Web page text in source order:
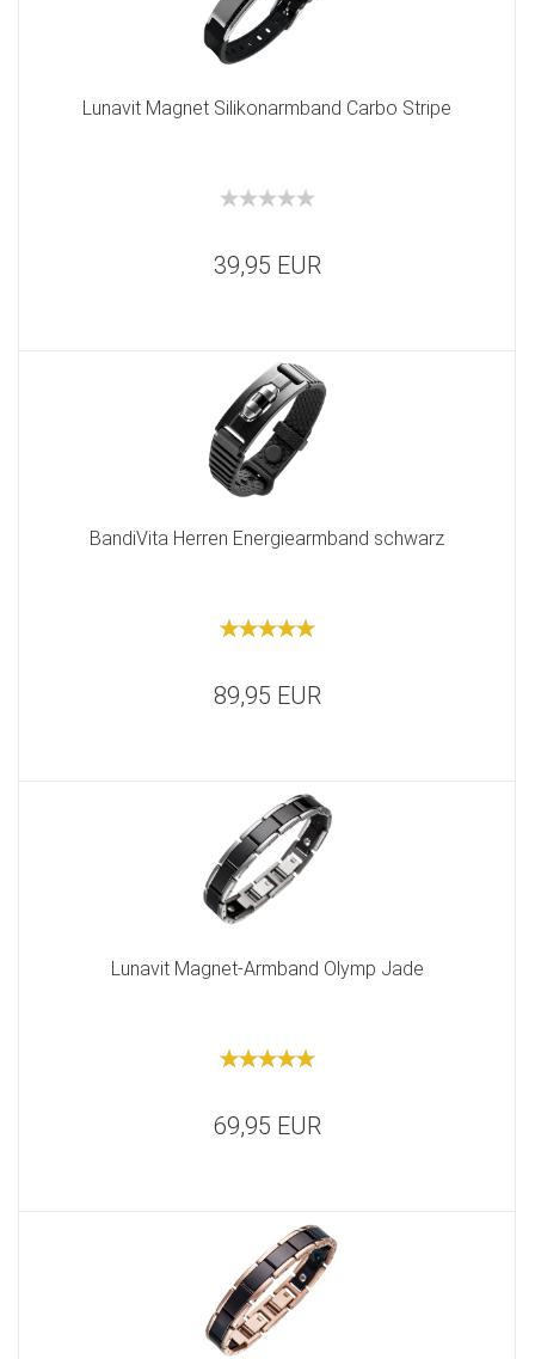
Lunavit Magnet Silikonarmband Carbo Stripe
39,95 EUR
BandiVita Herren Energiearmband schwarz
89,95 EUR
Lunavit Magnet-Armband Olymp Jade
69,95 EUR